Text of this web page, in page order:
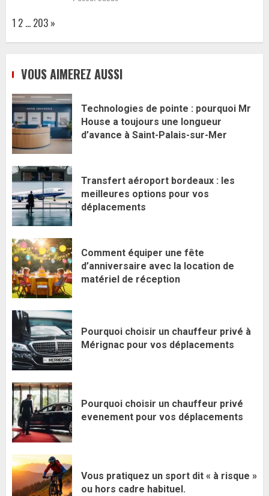
Page:
1 2 … 203 Next
»
VOUS AIMEREZ AUSSI
Technologies de pointe : pourquoi Mr
House a toujours une longueur
d’avance à Saint-Palais-sur-Mer
Transfert aéroport bordeaux : les
meilleures options pour vos
déplacements
Comment équiper une fête
d’anniversaire avec la location de
matériel de réception
Pourquoi choisir un chauffeur privé à
Mérignac pour vos déplacements
Pourquoi choisir un chauffeur privé
evenement pour vos déplacements
Vous pratiquez un sport dit « à risque »
ou hors cadre habituel.